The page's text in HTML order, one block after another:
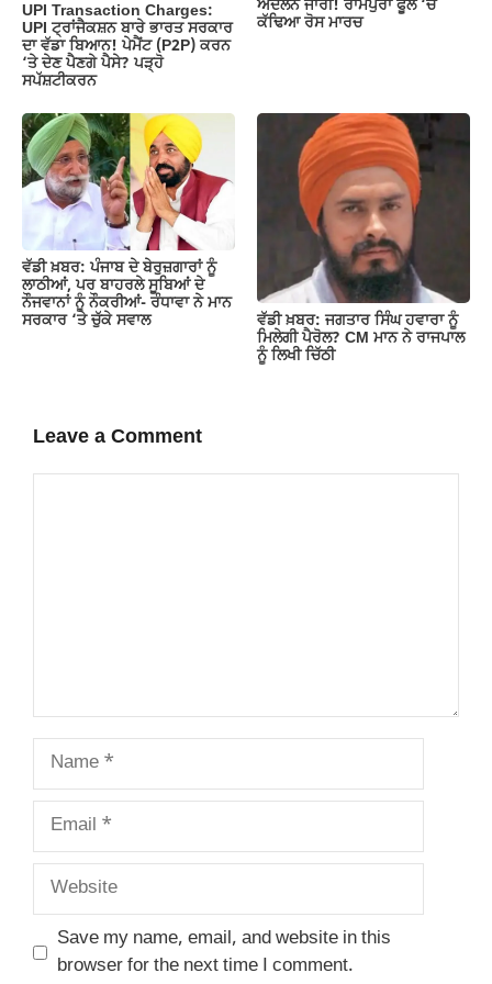
UPI Transaction Charges:
UPI ਟ੍ਰਾਂਜੈਕਸ਼ਨ ਬਾਰੇ ਭਾਰਤ ਸਰਕਾਰ
ਦਾ ਵੱਡਾ ਬਿਆਨ! ਪੇਮੈਂਟ (P2P) ਕਰਨ
‘ਤੇ ਦੇਣ ਪੈਣਗੇ ਪੈਸੇ? ਪੜ੍ਹੋ
ਸਪੱਸ਼ਟੀਕਰਨ
ਅੰਦੋਲਨ ਜਾਰੀ! ਰਾਮਪੁਰਾ ਫੂਲ ‘ਚ
ਕੱਢਿਆ ਰੋਸ ਮਾਰਚ
ਵੱਡੀ ਖ਼ਬਰ: ਪੰਜਾਬ ਦੇ ਬੇਰੁਜ਼ਗਾਰਾਂ ਨੂੰ
ਲਾਠੀਆਂ, ਪਰ ਬਾਹਰਲੇ ਸੂਬਿਆਂ ਦੇ
ਨੌਜਵਾਨਾਂ ਨੂੰ ਨੌਕਰੀਆਂ- ਰੰਧਾਵਾ ਨੇ ਮਾਨ
ਸਰਕਾਰ ‘ਤੇ ਚੁੱਕੇ ਸਵਾਲ
ਵੱਡੀ ਖ਼ਬਰ: ਜਗਤਾਰ ਸਿੰਘ ਹਵਾਰਾ ਨੂੰ
ਮਿਲੇਗੀ ਪੈਰੋਲ? CM ਮਾਨ ਨੇ ਰਾਜਪਾਲ
ਨੂੰ ਲਿਖੀ ਚਿੱਠੀ
Leave a Comment
Name
Email
Website
Save my name, email, and website in this
browser for the next time I comment.